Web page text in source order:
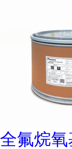
全氟烷